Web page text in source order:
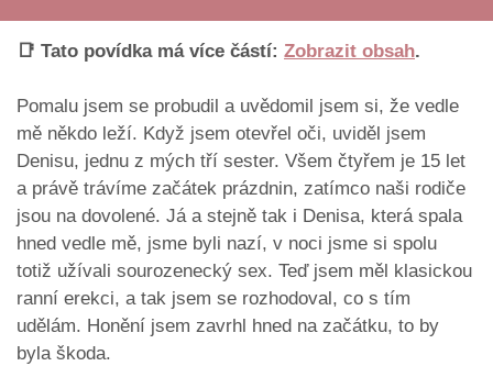
📑 Tato povídka má více částí: Zobrazit obsah.
Pomalu jsem se probudil a uvědomil jsem si, že vedle
mě někdo leží. Když jsem otevřel oči, uviděl jsem
Denisu, jednu z mých tří sester. Všem čtyřem je 15 let
a právě trávíme začátek prázdnin, zatímco naši rodiče
jsou na dovolené. Já a stejně tak i Denisa, která spala
hned vedle mě, jsme byli nazí, v noci jsme si spolu
totiž užívali sourozenecký sex. Teď jsem měl klasickou
ranní erekci, a tak jsem se rozhodoval, co s tím
udělám. Honění jsem zavrhl hned na začátku, to by
byla škoda.